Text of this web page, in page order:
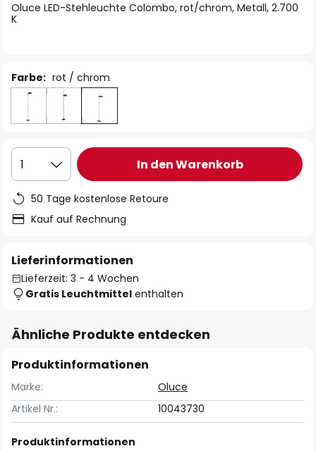
Oluce LED-Stehleuchte Colombo, rot/chrom, Metall, 2.700
K
Farbe: rot / chrom
1 In den Warenkorb
50 Tage kostenlose Retoure
Kauf auf Rechnung
Lieferinformationen
Lieferzeit: 3 - 4 Wochen
Gratis Leuchtmittel enthalten
Ähnliche Produkte entdecken
Produktinformationen
Marke:
Oluce
Artikel Nr.:
10043730
Produktinformationen